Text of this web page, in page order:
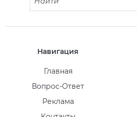
Навигация
Главная
Вопрос-Ответ
Реклама